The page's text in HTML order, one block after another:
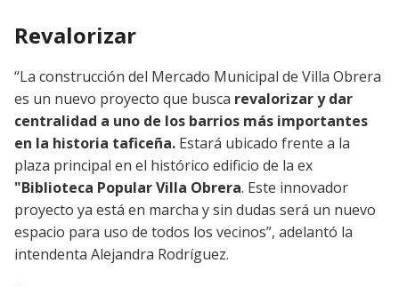
Revalorizar
“La construcción del Mercado Municipal de Villa Obrera
es un nuevo proyecto que busca revalorizar y dar
centralidad a uno de los barrios más importantes
en la historia taficeña. Estará ubicado frente a la
plaza principal en el histórico edificio de la ex
"Biblioteca Popular Villa Obrera. Este innovador
proyecto ya está en marcha y sin dudas será un nuevo
espacio para uso de todos los vecinos”, adelantó la
intendenta Alejandra Rodríguez.